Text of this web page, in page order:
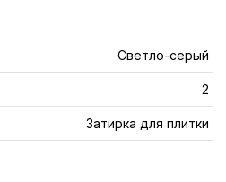
Cветло-серый
2
Затирка для плитки